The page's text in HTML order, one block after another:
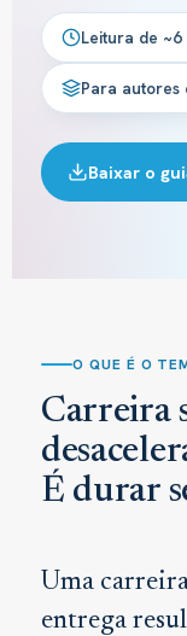
Leitura de ~6
Para autores
Baixar o
O QUE É O
Carreira
É durar
Uma
entrega